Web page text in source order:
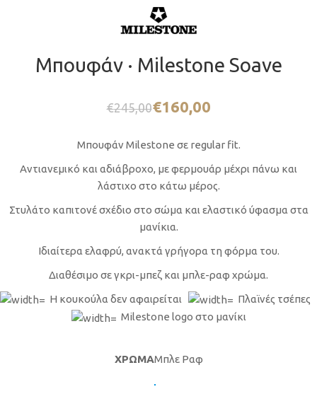
Μπουφάν · Milestone Soave
€245,00€160,00
Μπουφάν Milestone σε regular fit.
Αντιανεμικό και αδιάβροχο, με φερμουάρ μέχρι πάνω και
λάστιχο στο κάτω μέρος.
Στυλάτο καπιτονέ σχέδιο στο σώμα και ελαστικό ύφασμα στα
μανίκια.
Ιδιαίτερα ελαφρύ, ανακτά γρήγορα τη φόρμα του.
Διαθέσιμο σε γκρι-μπεζ και μπλε-ραφ χρώμα.
Η κουκούλα δεν αφαιρείται
Πλαϊνές τσέπες
Milestone logo στο μανίκι
ΧΡΩΜΑΜπλε Ραφ